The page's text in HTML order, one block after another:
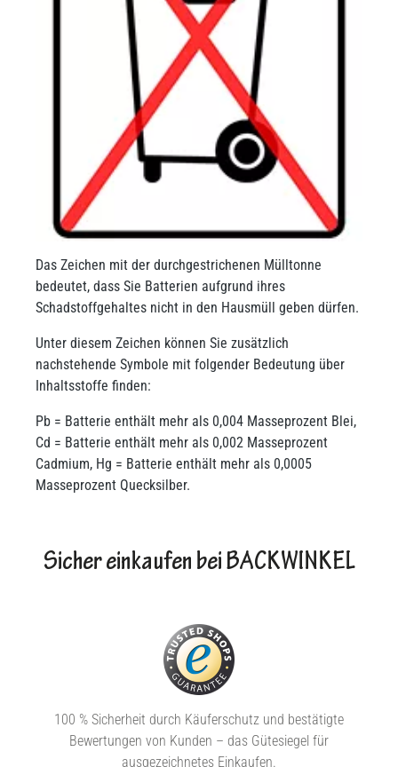
Das Zeichen mit der durchgestrichenen Mülltonne
bedeutet, dass Sie Batterien aufgrund ihres
Schadstoffgehaltes nicht in den Hausmüll geben dürfen.
Unter diesem Zeichen können Sie zusätzlich
nachstehende Symbole mit folgender Bedeutung über
Inhaltsstoffe finden:
Pb = Batterie enthält mehr als 0,004 Masseprozent Blei,
Cd = Batterie enthält mehr als 0,002 Masseprozent
Cadmium, Hg = Batterie enthält mehr als 0,0005
Masseprozent Quecksilber.
Sicher einkaufen bei BACKWINKEL
100 % Sicherheit durch Käuferschutz und bestätigte
Bewertungen von Kunden – das Gütesiegel für
ausgezeichnetes Einkaufen.